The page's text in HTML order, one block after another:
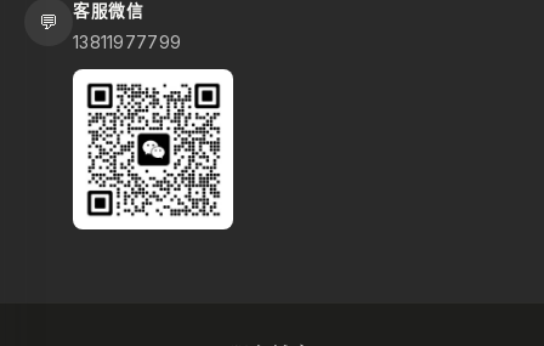
💬 客服微信
13811977799